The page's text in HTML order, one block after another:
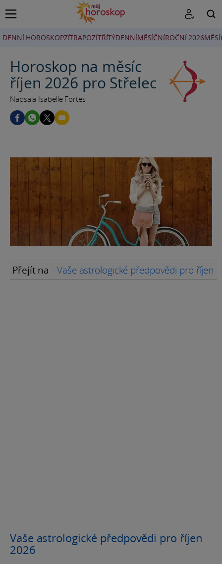
DENNÍ HOROSKOPZÍTRAPOZÍTŘÍTÝDENNÍMĚSÍČNÍROČNÍ 2026
Horoskop na měsíc
říjen 2026 pro Střelec
Napsala Isabelle Fortes
Přejít na Vaše astrologické předpovědi pro říjen
Vaše astrologické předpovědi pro říjen
2026